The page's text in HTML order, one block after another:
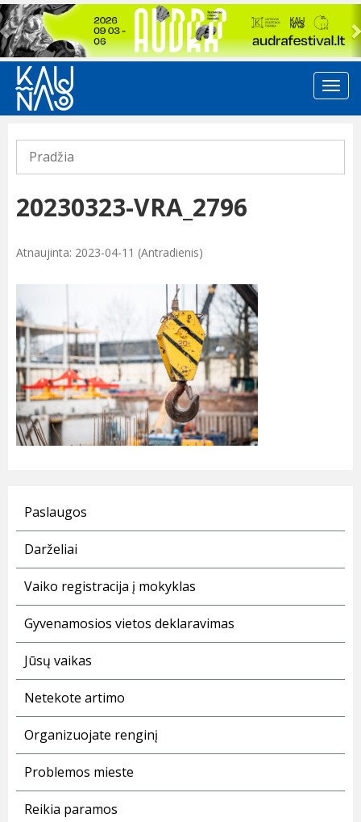
Previous
Pradžia
20230323-VRA_2796
Atnaujinta: 2023-04-11 (Antradienis)
Paslaugos
Darželiai
Vaiko registracija į mokyklas
Gyvenamosios vietos deklaravimas
Jūsų vaikas
Netekote artimo
Organizuojate renginį
Problemos mieste
Reikia paramos